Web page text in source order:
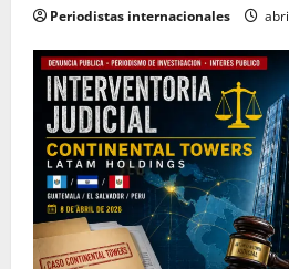
Periodistas internacionales